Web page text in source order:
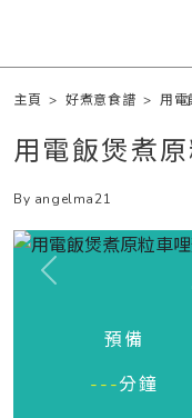
主頁 >好煮意食譜 >用電
用電飯煲煮
By angelma21
Previous
預備
---分鐘